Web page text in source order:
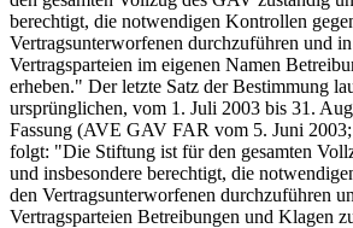
berechtigt, die notwendigen Kontrollen
Vertragsunterworfenen durchzuführen und
Vertragsparteien im eigenen Namen
erheben." Der letzte Satz der Bestimmung
ursprünglichen, vom 1. Juli 2003 bis 31.
Fassung (AVE GAV FAR vom 5. Juni 2003;
folgt: "Die Stiftung ist für den gesamten
und insbesondere berechtigt, die
den Vertragsunterworfenen durchzuführen
Vertragsparteien Betreibungen und Klagen